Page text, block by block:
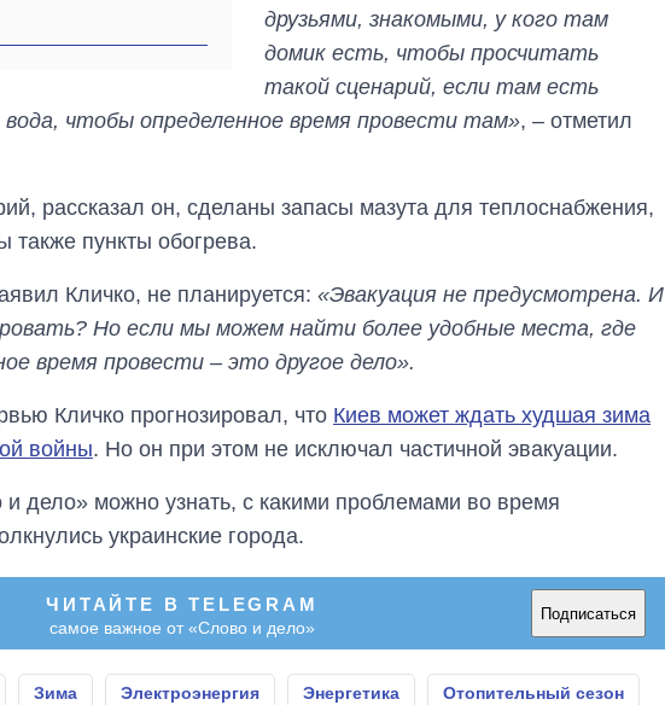
друзьями, знакомыми, у кого там
домик есть, чтобы просчитать
такой сценарий, если там есть
вода, чтобы определенное время провести там», – отметил
рассказал он, сделаны запасы мазута для теплоснабжения,
также пункты обогрева.
Кличко, не планируется: «Эвакуация не предусмотрена. И
Но если мы можем найти более удобные места, где
время провести – это другое дело».
Кличко прогнозировал, что Киев может ждать худшая зима
войны. Но он при этом не исключал частичной эвакуации.
дело» можно узнать, с какими проблемами во время
украинские города.
ЧИТАЙТЕ В TELEGRAM
самое важное от «Слово и дело»
Подписаться
Зима Электроэнергия Энергетика Отопительный сезон